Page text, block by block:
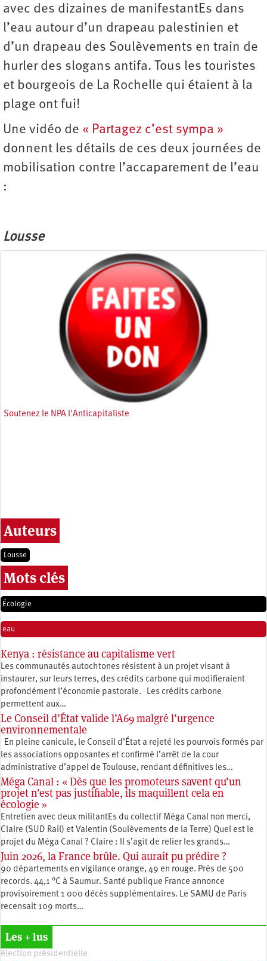
avec des dizaines de manifestantEs dans
l’eau autour d’un drapeau palestinien et
d’un drapeau des Soulèvements en train de
hurler des slogans antifa. Tous les touristes
et bourgeois de La Rochelle qui étaient à la
plage ont fui!
Une vidéo de « Partagez c’est sympa »
donnent les détails de ces deux journées de
mobilisation contre l’accaparement de l’eau
:
Lousse
Soutenez le NPA l'Anticapitaliste
Auteurs
Lousse
Mots clés
Écologie
eau
Kenya : résistance au capitalisme vert
Les communautés autochtones résistent à un projet visant à
instaurer, sur leurs terres, des crédits carbone qui modifieraient
profondément l’économie pastorale. Les crédits carbone
permettent aux…
Le Conseil d’État valide l’A69 malgré l’urgence
environnementale
En pleine canicule, le Conseil d’État a rejeté les pourvois formés par
les associations opposantes et confirmé l’arrêt de la cour
administrative d’appel de Toulouse, rendant définitives les…
Méga Canal : « Dès que les promoteurs savent qu’un
projet n’est pas justifiable, ils maquillent cela en
écologie »
Entretien avec deux militantEs du collectif Méga Canal non merci,
Claire (SUD Rail) et Valentin (Soulèvements de la Terre) Quel est le
projet du Méga Canal ? Claire : Il s’agit de relier les grands…
Juin 2026, la France brûle. Qui aurait pu prédire ?
90 départements en vigilance orange, 49 en rouge. Près de 500
records. 44,1 °C à Saumur. Santé publique France annonce
provisoirement 1 000 décès supplémentaires. Le SAMU de Paris
recensait 109 morts…
Les + lus
élection présidentielle